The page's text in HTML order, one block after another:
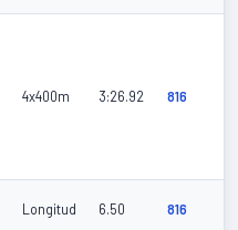
4x400m 3:26.92 816
Longitud 6.50 816